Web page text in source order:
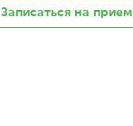
Записаться на прием